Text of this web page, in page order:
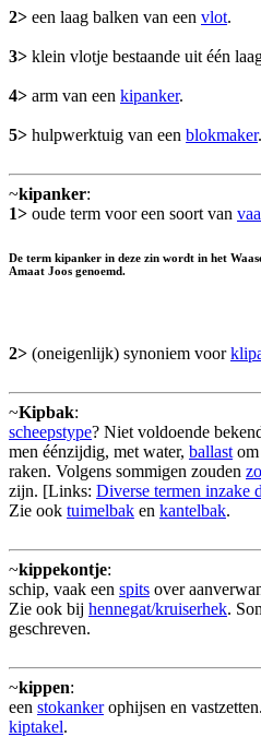
2> een laag balken van een vlot.
3> klein vlotje bestaande uit één
4> arm van een kipanker.
5> hulpwerktuig van een blokmaker.
~kipanker:
1> oude term voor een soort van
De term kipanker in deze zin wordt in het
Amaat Joos genoemd.
2> (oneigenlijk) synoniem voor
~Kipbak:
scheepstype? Niet voldoende
men éénzijdig, met water, ballast
raken. Volgens sommigen zouden
zijn. [Links: Diverse termen inzake
Zie ook tuimelbak en kantelbak.
~kippekontje:
schip, vaak een spits over
Zie ook bij hennegat/kruiserhek.
geschreven.
~kippen:
een stokankerophijsen en
kiptakel.